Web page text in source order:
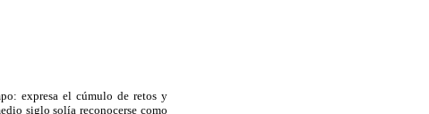
expresa el cúmulo de retos y
siglo solía reconocerse como